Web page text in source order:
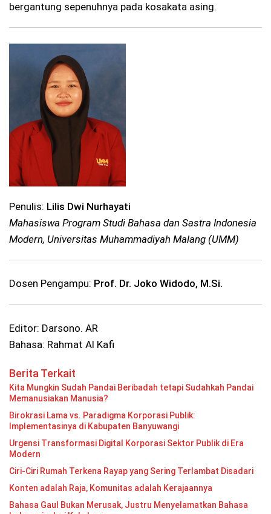
bergantung sepenuhnya pada kosakata asing.
Penulis: Lilis Dwi Nurhayati
Mahasiswa Program Studi Bahasa dan Sastra Indonesia
Modern, Universitas Muhammadiyah Malang (UMM)
Dosen Pengampu: Prof. Dr. Joko Widodo, M.Si.
Editor: Darsono. AR
Bahasa: Rahmat Al Kafi
Berita Terkait
Kita Mungkin Sudah Pandai Beribadah tetapi Sudahkah Pandai
Memanusiakan Manusia?
Birokrasi Lama vs. Paradigma Korporasi Publik:
Implementasinya di Kabupaten Banyuwangi
Urgensi Transformasi Digital Korporasi Sektor Publik di Era
Modern
Ciri-Ciri Rumah Terkena Rayap yang Sering Terlambat Disadari
Konten adalah Raja, Komunitas adalah Kerajaannya
Bahasa Gaul Bukan Merusak, Justru Menyelamatkan Bahasa